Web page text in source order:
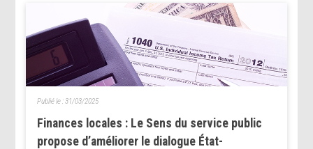
Finances locales : Le Sens du service public
propose d’améliorer le dialogue État-
Publié le :31/03/2025